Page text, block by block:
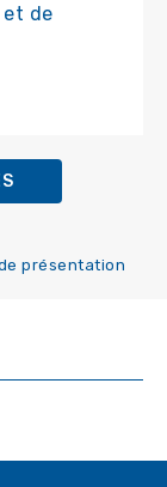
et de
présentation